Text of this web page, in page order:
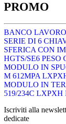
PROMO
BANCO
SERIE DI 6
SFERICA CON
HGTS/SE6 PESO
MODULO IN
M 612MPA
MODULO IN
519/234C
Iscriviti alla
dedicate